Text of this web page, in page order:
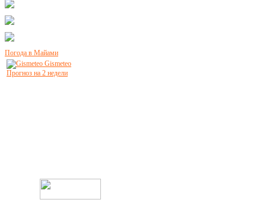
Погода в Майами
Gismeteo
Прогноз на 2 недели